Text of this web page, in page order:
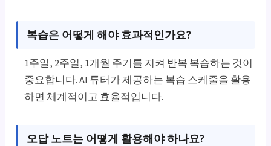
복습은 어떻게 해야 효과적인가요?
1주일, 2주일, 1개월 주기를 지켜 반복 복습하는 것이
중요합니다. AI 튜터가 제공하는 복습 스케줄을 활용
하면 체계적이고 효율적입니다.
오답 노트는 어떻게 활용해야 하나요?